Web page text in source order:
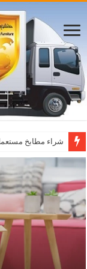
أفضل مواقع
شركة نقل عفش